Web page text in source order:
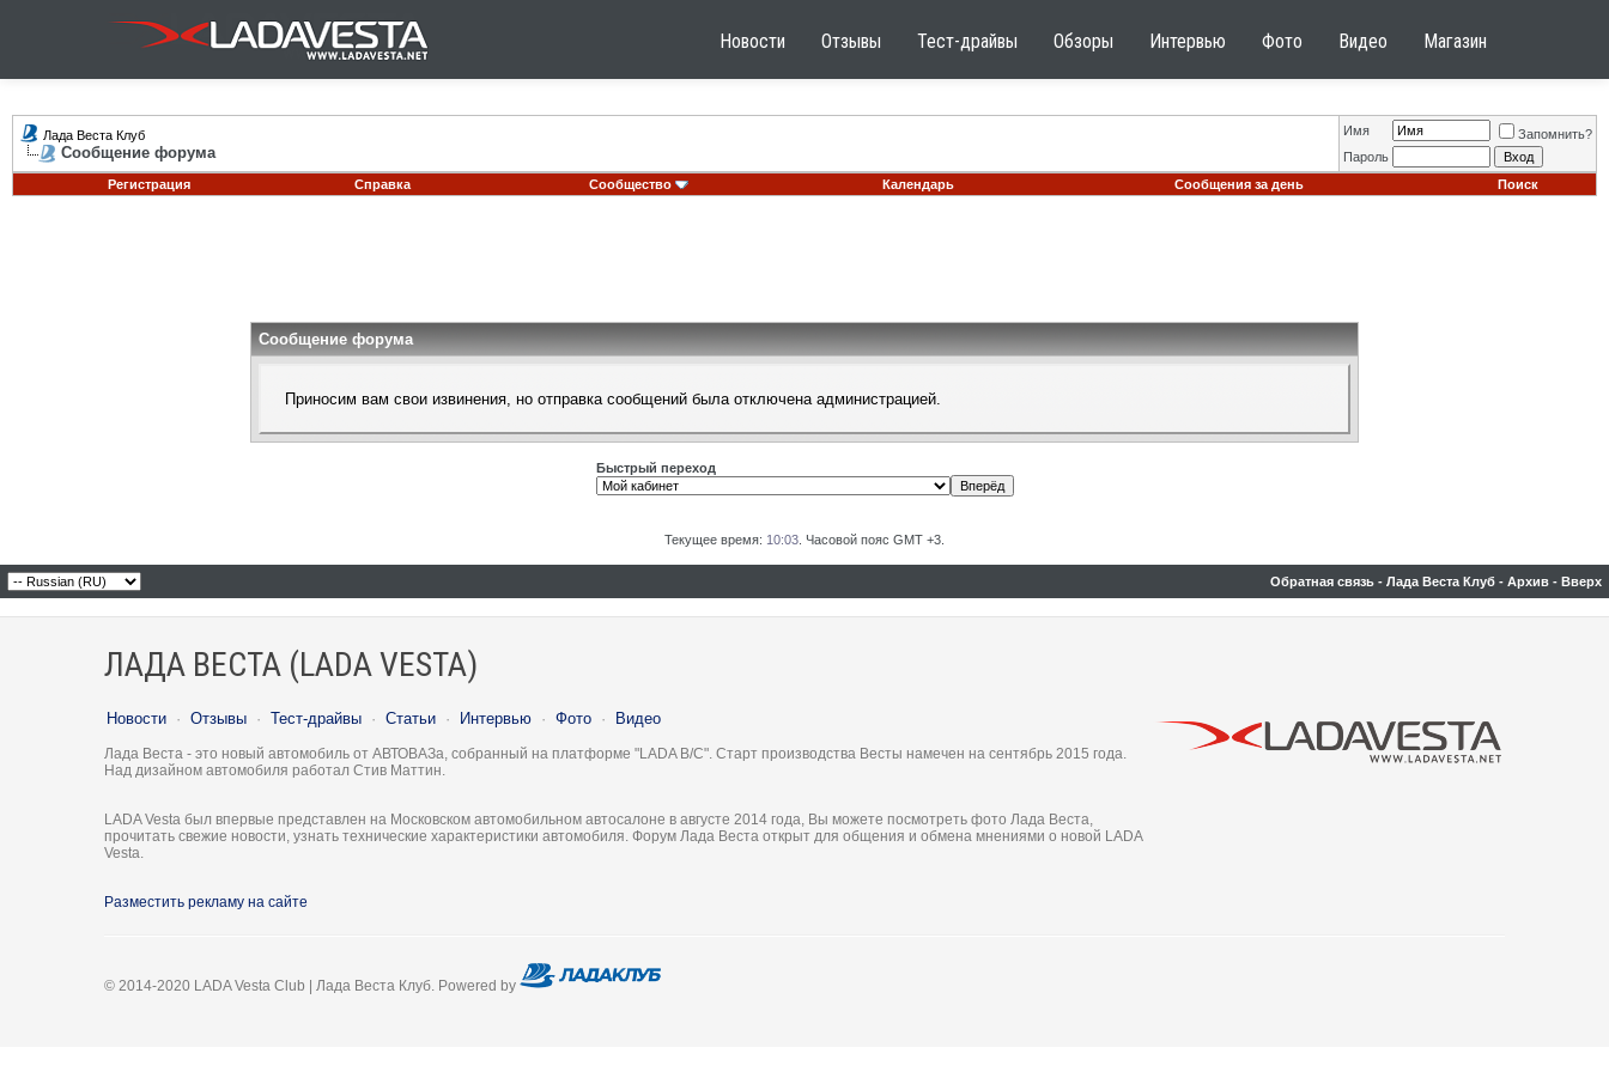
Новости Отзывы Тест-драйвы Обзоры Интервью Фото Видео Магазин
Лада Веста Клуб
Сообщение форума
Имя
Запомнить?
Пароль
Регистрация
Справка Сообщество Календарь Сообщения за день Поиск
Сообщение форума
Приносим вам свои извинения, но отправка сообщений была отключена администрацией.
Быстрый переход
Текущее время: 10:03 . Часовой пояс GMT +3.
Обратная связь - Лада Веста Клуб - Архив - Вверх
ЛАДА ВЕСТА (LADA VESTA)
Новости · Отзывы · Тест-драйвы · Статьи · Интервью · Фото · Видео
Лада Веста - это новый автомобиль от АВТОВАЗа, собранный на платформе "LADA B/C". Старт производства Весты намечен на сентябрь 2015 года.
Над дизайном автомобиля работал Стив Маттин.
LADA Vesta был впервые представлен на Московском автомобильном автосалоне в августе 2014 года, Вы можете посмотреть фото Лада Веста,
прочитать свежие новости, узнать технические характеристики автомобиля. Форум Лада Веста открыт для общения и обмена мнениями о новой LADA
Vesta.
Разместить рекламу на сайте
© 2014-2020 LADA Vesta Club | Лада Веста Клуб. Powered by